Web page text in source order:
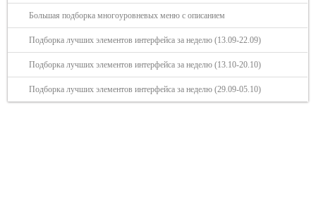
Большая подборка многоуровневых меню с описанием
Подборка лучших элементов интерфейса за неделю (13.09-22.09)
Подборка лучших элементов интерфейса за неделю (13.10-20.10)
Подборка лучших элементов интерфейса за неделю (29.09-05.10)